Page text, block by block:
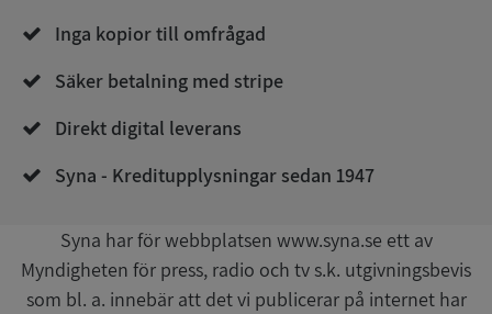
Inga kopior till omfrågad
Säker betalning med stripe
Direkt digital leverans
Syna - Kreditupplysningar sedan 1947
Syna har för webbplatsen www.syna.se ett av
Myndigheten för press, radio och tv s.k. utgivningsbevis
som bl. a. innebär att det vi publicerar på internet har